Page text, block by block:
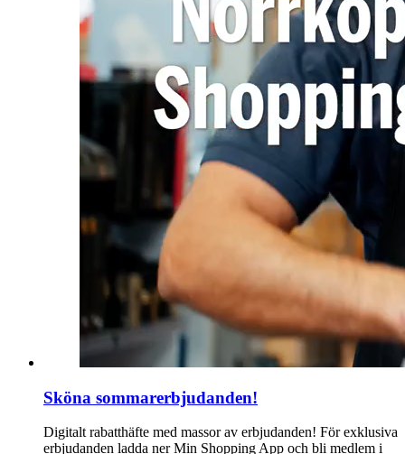
Praktisk information
Magasin
Min Shopping-app
Sköna sommarerbjudanden!
Digitalt rabatthäfte med massor av erbjudanden! För exklusiva
erbjudanden ladda ner Min Shopping App och bli medlem i